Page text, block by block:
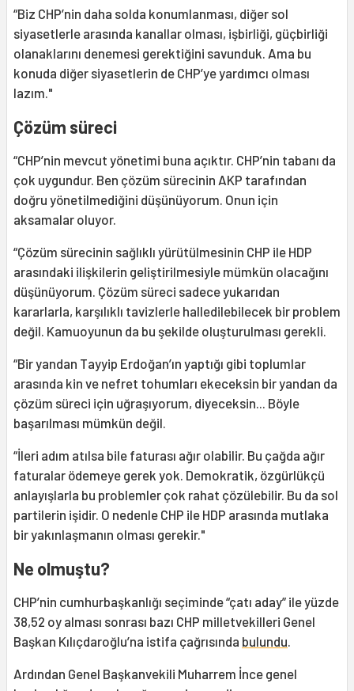
“Biz CHP’nin daha solda konumlanması, diğer sol
siyasetlerle arasında kanallar olması, işbirliği, güçbirliği
olanaklarını denemesi gerektiğini savunduk. Ama bu
konuda diğer siyasetlerin de CHP’ye yardımcı olması
lazım."
Çözüm süreci
“CHP’nin mevcut yönetimi buna açıktır. CHP’nin tabanı da
çok uygundur. Ben çözüm sürecinin AKP tarafından
doğru yönetilmediğini düşünüyorum. Onun için
aksamalar oluyor.
“Çözüm sürecinin sağlıklı yürütülmesinin CHP ile HDP
arasındaki ilişkilerin geliştirilmesiyle mümkün olacağını
düşünüyorum. Çözüm süreci sadece yukarıdan
kararlarla, karşılıklı tavizlerle halledilebilecek bir problem
değil. Kamuoyunun da bu şekilde oluşturulması gerekli.
“Bir yandan Tayyip Erdoğan’ın yaptığı gibi toplumlar
arasında kin ve nefret tohumları ekeceksin bir yandan da
çözüm süreci için uğraşıyorum, diyeceksin... Böyle
başarılması mümkün değil.
“İleri adım atılsa bile faturası ağır olabilir. Bu çağda ağır
faturalar ödemeye gerek yok. Demokratik, özgürlükçü
anlayışlarla bu problemler çok rahat çözülebilir. Bu da sol
partilerin işidir. O nedenle CHP ile HDP arasında mutlaka
bir yakınlaşmanın olması gerekir."
Ne olmuştu?
CHP’nin cumhurbaşkanlığı seçiminde “çatı aday” ile yüzde
38,52 oy alması sonrası bazı CHP milletvekilleri Genel
Başkan Kılıçdaroğlu’na istifa çağrısında bulundu.
Ardından Genel Başkanvekili Muharrem İnce genel